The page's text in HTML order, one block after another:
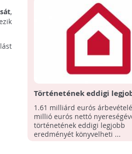
,
Történetének eddigi
zárta az Ariston Thermo
1.61 milliárd eurós
millió eurós nettó
történetének eddigi legjobb
eredményét könyvelheti ...